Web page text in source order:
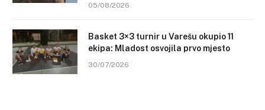
05/08/2026
Basket 3×3 turnir u Varešu okupio 11
ekipa: Mladost osvojila prvo mjesto
30/07/2026